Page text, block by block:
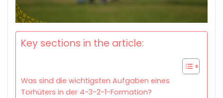
Key sections in the article:
Was sind die wichtigsten Aufgaben eines
Torhüters in der 4-3-2-1-Formation?